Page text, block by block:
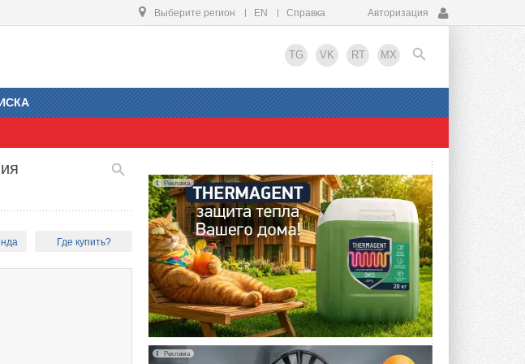
Выберите регион EN Справка Авторизация
TG VK RT MX
EN
Где купить?
Реклама
Реклама